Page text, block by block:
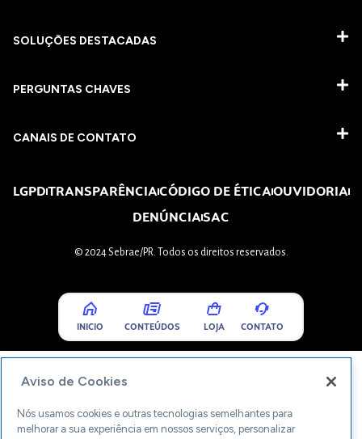
SOLUÇÕES DESTACADAS
PERGUNTAS CHAVES​
CANAIS DE CONTATO
LGPDTRANSPARÊNCIACÓDIGO DE ÉTICAOUVIDORIA
DENÚNCIASAC
© 2024 Sebrae/PR. Todos os direitos reservados.
INICIO CONTEÚDOS LOJA CONTATO
Aviso de Cookies
Nós usamos cookies e outras tecnologias semelhantes para
melhorar a sua experiência em nossos serviços, personalizar